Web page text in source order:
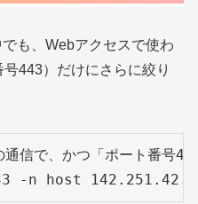
も、Webアクセスで使わ
443）だけにさらに絞り
で、かつ「ポート番号
-n host